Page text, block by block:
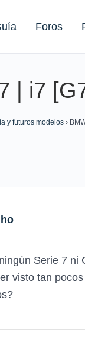
Foros
| i7
y futuros modelos ›
Serie 7 ni
visto tan